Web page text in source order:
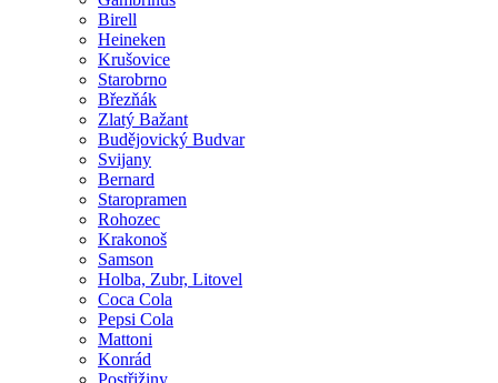
Birell
Heineken
Krušovice
Starobrno
Březňák
Zlatý Bažant
Budějovický Budvar
Svijany
Bernard
Staropramen
Rohozec
Krakonoš
Samson
Holba, Zubr, Litovel
Coca Cola
Pepsi Cola
Mattoni
Konrád
Postřižiny